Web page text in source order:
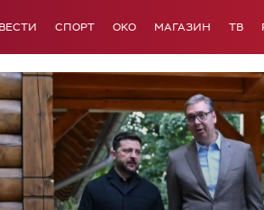
ВЕСТИ СПОРТ OKO МАГАЗИН ТВ